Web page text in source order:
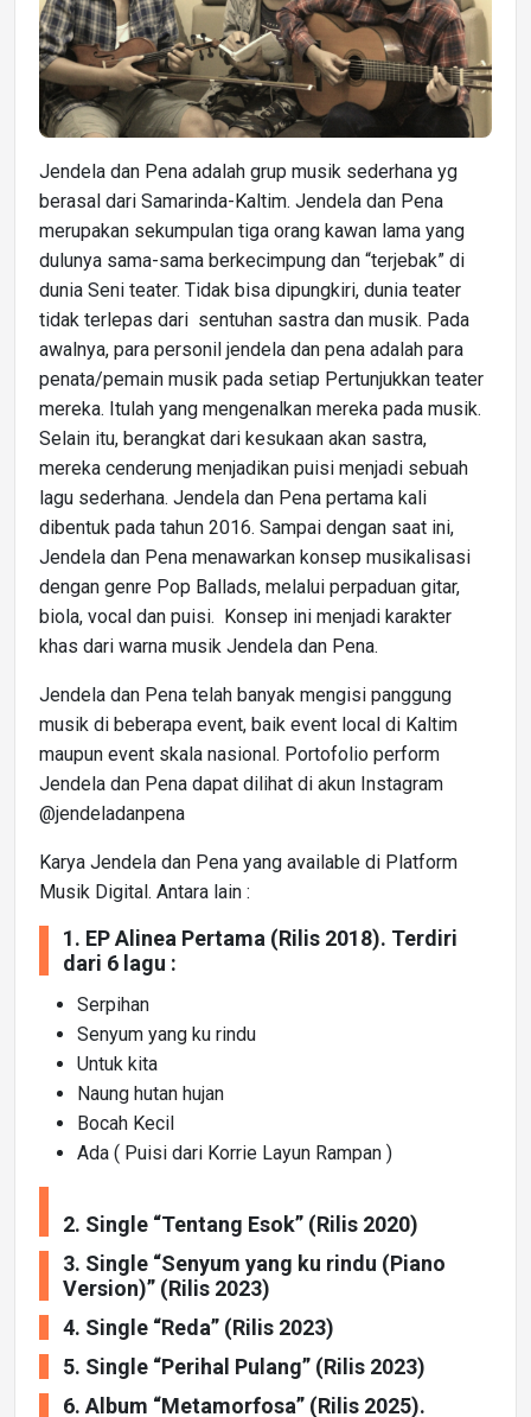
Jendela dan Pena adalah grup musik sederhana yg
berasal dari Samarinda-Kaltim. Jendela dan Pena
merupakan sekumpulan tiga orang kawan lama yang
dulunya sama-sama berkecimpung dan “terjebak” di
dunia Seni teater. Tidak bisa dipungkiri, dunia teater
tidak terlepas dari sentuhan sastra dan musik. Pada
awalnya, para personil jendela dan pena adalah para
penata/pemain musik pada setiap Pertunjukkan teater
mereka. Itulah yang mengenalkan mereka pada musik.
Selain itu, berangkat dari kesukaan akan sastra,
mereka cenderung menjadikan puisi menjadi sebuah
lagu sederhana. Jendela dan Pena pertama kali
dibentuk pada tahun 2016. Sampai dengan saat ini,
Jendela dan Pena menawarkan konsep musikalisasi
dengan genre Pop Ballads, melalui perpaduan gitar,
biola, vocal dan puisi. Konsep ini menjadi karakter
khas dari warna musik Jendela dan Pena.
Jendela dan Pena telah banyak mengisi panggung
musik di beberapa event, baik event local di Kaltim
maupun event skala nasional. Portofolio perform
Jendela dan Pena dapat dilihat di akun Instagram
@jendeladanpena
Karya Jendela dan Pena yang available di Platform
Musik Digital. Antara lain :
1. EP Alinea Pertama (Rilis 2018). Terdiri
dari 6 lagu :
Serpihan
Senyum yang ku rindu
Untuk kita
Naung hutan hujan
Bocah Kecil
Ada ( Puisi dari Korrie Layun Rampan )
2. Single “Tentang Esok” (Rilis 2020)
3. Single “Senyum yang ku rindu (Piano
Version)” (Rilis 2023)
4. Single “Reda” (Rilis 2023)
5. Single “Perihal Pulang” (Rilis 2023)
6. Album “Metamorfosa” (Rilis 2025).